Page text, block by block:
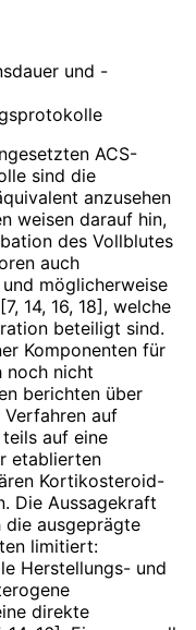
und -
ACS-
sind die
anzusehen
weisen darauf hin,
des Vollblutes
auch
möglicherweise
14, 16, 18], welche
beteiligt sind.
Komponenten für
noch nicht
berichten über
auf
auf eine
etablierten
Kortikosteroid-
Die Aussagekraft
die ausgeprägte
limitiert:
Herstellungs- und
direkte